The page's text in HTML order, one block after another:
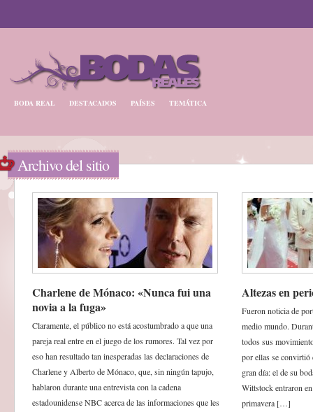
BODA REAL DESTACADOS PAÍSES TEMÁTICA
Archivo del sitio
Charlene de Mónaco: «Nunca fui una
novia a la fuga»
Claramente, el público no está acostumbrado a que una
pareja real entre en el juego de los rumores. Tal vez por
eso han resultado tan inesperadas las declaraciones de
Charlene y Alberto de Mónaco, que, sin ningún tapujo,
hablaron durante una entrevista con la cadena
estadounidense NBC acerca de las informaciones que les
Altezas en
Fueron noticia de
medio mundo.
todos sus
por ellas se convirtió
gran día: el de su
Wittstock entraron en
primavera […]